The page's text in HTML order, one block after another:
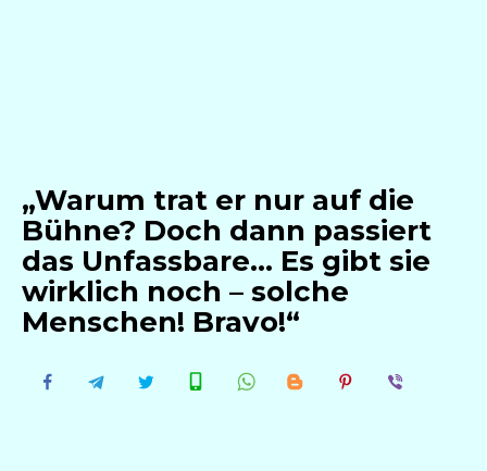
„Warum trat er nur auf die
Bühne? Doch dann passiert
das Unfassbare… Es gibt sie
wirklich noch – solche
Menschen! Bravo!“